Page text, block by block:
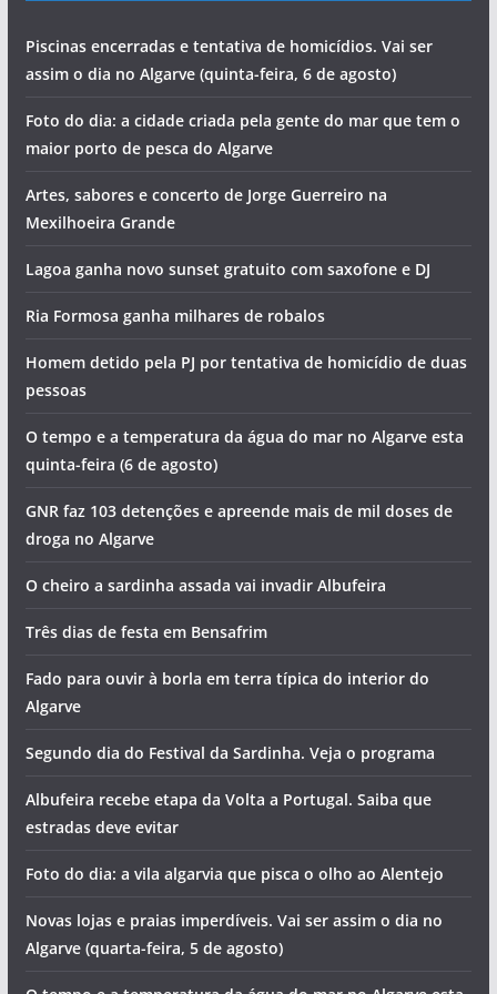
Piscinas encerradas e tentativa de homicídios. Vai ser
assim o dia no Algarve (quinta-feira, 6 de agosto)
Foto do dia: a cidade criada pela gente do mar que tem o
maior porto de pesca do Algarve
Artes, sabores e concerto de Jorge Guerreiro na
Mexilhoeira Grande
Lagoa ganha novo sunset gratuito com saxofone e DJ
Ria Formosa ganha milhares de robalos
Homem detido pela PJ por tentativa de homicídio de duas
pessoas
O tempo e a temperatura da água do mar no Algarve esta
quinta-feira (6 de agosto)
GNR faz 103 detenções e apreende mais de mil doses de
droga no Algarve
O cheiro a sardinha assada vai invadir Albufeira
Três dias de festa em Bensafrim
Fado para ouvir à borla em terra típica do interior do
Algarve
Segundo dia do Festival da Sardinha. Veja o programa
Albufeira recebe etapa da Volta a Portugal. Saiba que
estradas deve evitar
Foto do dia: a vila algarvia que pisca o olho ao Alentejo
Novas lojas e praias imperdíveis. Vai ser assim o dia no
Algarve (quarta-feira, 5 de agosto)